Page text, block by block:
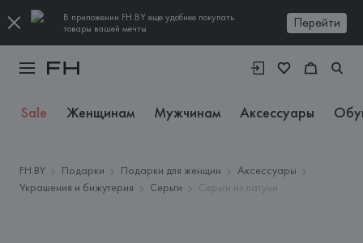
В приложении FH.BY еще удобнее покупать
товары вашей мечты
Перейти
Sale Женщинам Мужчинам Аксессуары
FH.BY Подарки Подарки для женщин
Аксессуары
Украшения и бижутерия
Серьги Серьги из латуни